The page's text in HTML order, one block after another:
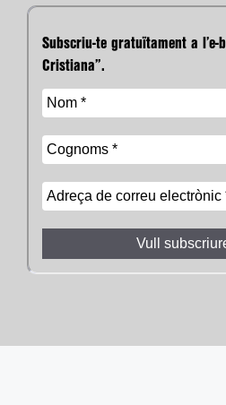
Subscriu-te gratuïtament a l’e-
Cristiana”.